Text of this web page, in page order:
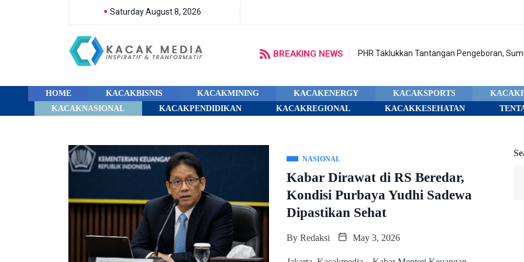
Saturday August 8, 2026
BREAKING NEWS PHR Taklukkan Tantangan Pengeboran,
HOME KACAKBISNIS KACAKMINING KACAKENERGY KACAKSPORTS
KACAKNASIONAL
KACAKPENDIDIKAN KACAKREGIONAL KACAKKESEHATAN
NASIONAL
Kabar Dirawat di RS Beredar,
Kondisi Purbaya Yudhi Sadewa
Dipastikan Sehat
By Redaksi May 3, 2026